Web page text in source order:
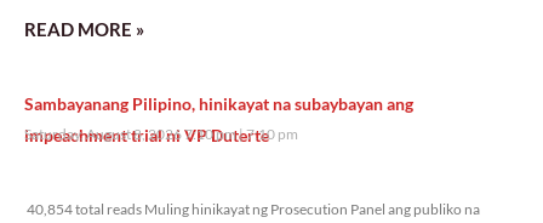
READ MORE »
Sambayanang Pilipino, hinikayat na subaybayan ang
impeachment trial ni VP Duterte
Saturday, August 8, 2026 7:10 pm 7:10 pm
40,854 total reads Muling hinikayat ng Prosecution Panel ang publiko na